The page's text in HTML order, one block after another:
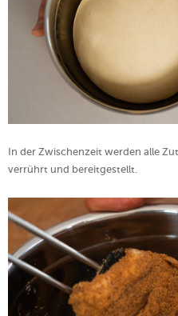
In der Zwischenzeit werden alle
verrührt und bereitgestellt.